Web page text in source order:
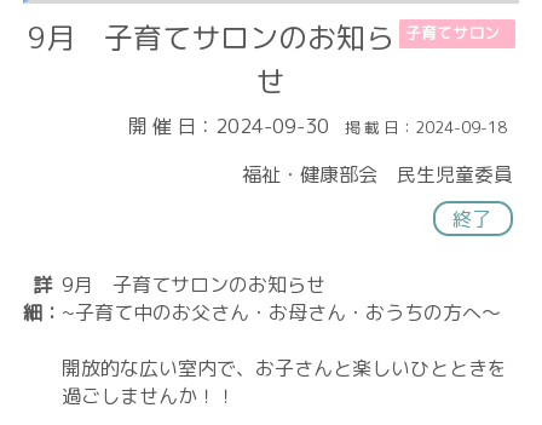
子育てサロン
9月 子育てサロンのお知ら
せ
開 催 日：2024-09-30 掲 載 日：2024-09-18
福祉・健康部会 民生児童委員
終了
詳
細：
9月 子育てサロンのお知らせ
~子育て中のお父さん・お母さん・おうちの方へ～
開放的な広い室内で、お子さんと楽しいひとときを
過ごしませんか！！